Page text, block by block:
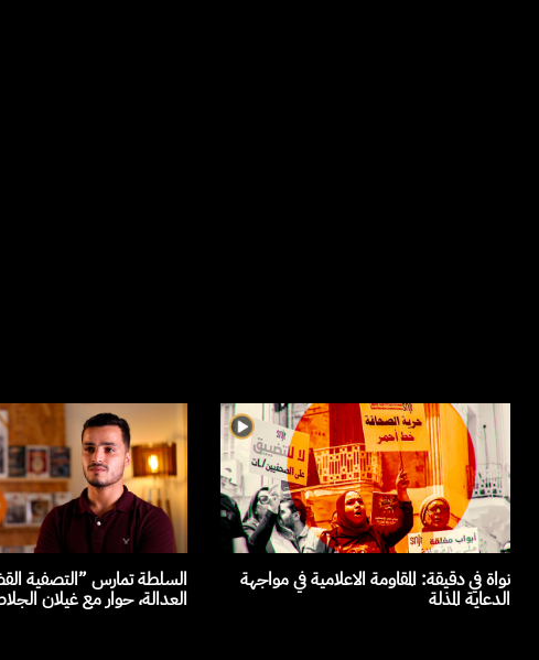
السلطة تمارس ”التصفية
العدالة، حوار مع غيلان
نواة في دقيقة: المقاومة الاعلامية في مواجهة
الدعاية المذلة